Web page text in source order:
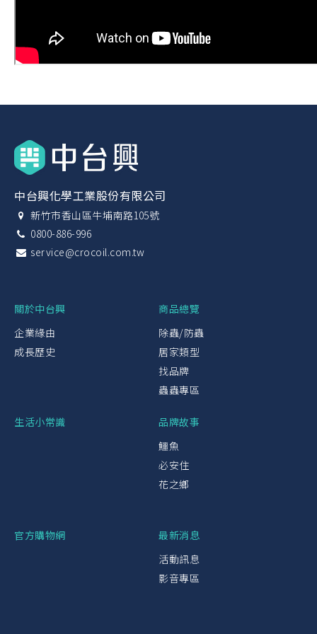
中台興化學工業股份有限公司
新竹市香山區牛埔南路105號
0800-886-996
service@crocoil.com.tw
關於中台興
企業緣由
成長歷史
商品總覽
除蟲/防蟲
居家類型
找品牌
蟲蟲專區
生活小常識
品牌故事
鱷魚
必安住
花之鄉
官方購物網
最新消息
活動訊息
影音專區